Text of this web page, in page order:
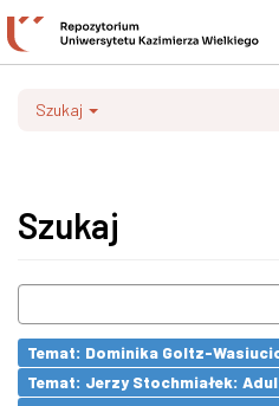
Szukaj
Szukaj
Temat: Dominika Goltz-
Temat: Jerzy Stochmiałek: